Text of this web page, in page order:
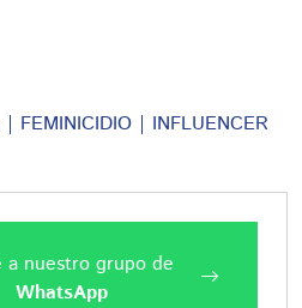
FEMINICIDIO INFLUENCER
a nuestro grupo de
WhatsApp